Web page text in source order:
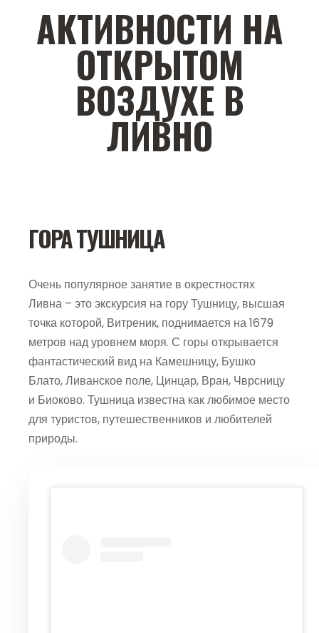
АКТИВНОСТИ НА
ОТКРЫТОМ
ВОЗДУХЕ В
ЛИВНО
ГОРА ТУШНИЦА
Очень популярное занятие в окрестностях
Ливна – это экскурсия на гору Тушницу, высшая
точка которой, Витреник, поднимается на 1679
метров над уровнем моря. С горы открывается
фантастический вид на Камешницу, Бушко
Блато, Ливанское поле, Цинцар, Вран, Чврсницу
и Биоково. Тушница известна как любимое место
для туристов, путешественников и любителей
природы.